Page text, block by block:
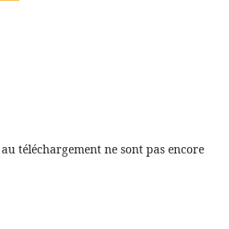
téléchargement ne sont pas encore